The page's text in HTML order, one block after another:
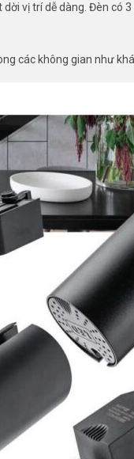
vị trí dễ dàng. Đèn
các không gian như